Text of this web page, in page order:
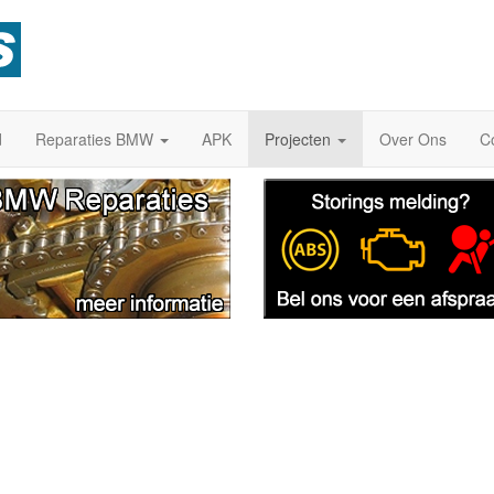
Reparaties BMW APK Projecten Over Ons